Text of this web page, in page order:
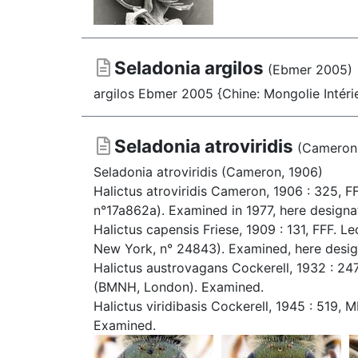
Seladonia argilos (Ebmer 2005)
argilos Ebmer 2005 {Chine: Mongolie
Seladonia atroviridis
Seladonia atroviridis (Cameron, 1906)
Halictus atroviridis Cameron, 1906 : 325,
n°17a862a). Examined in 1977, here
Halictus capensis Friese, 1909 : 131, FFF.
New York, n° 24843). Examined, here
Halictus austrovagans Cockerell, 1932 :
(BMNH, London). Examined.
Halictus viridibasis Cockerell, 1945 : 519,
Examined.